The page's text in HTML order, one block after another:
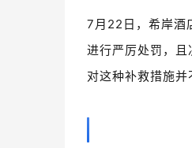
7月22日，希岸酒
进行严厉处罚，
对这种补救措施并